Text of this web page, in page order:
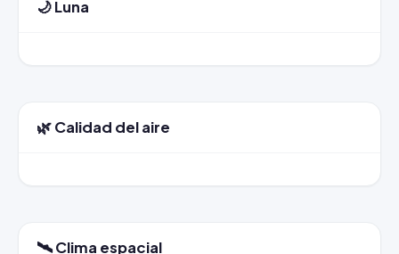
🌙 Luna
🌿 Calidad del aire
🛰️ Clima espacial